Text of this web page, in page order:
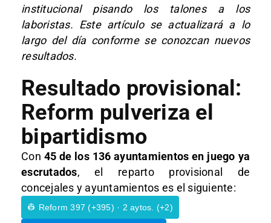
institucional pisando los talones a los
laboristas. Este artículo se actualizará a lo
largo del día conforme se conozcan nuevos
resultados.
Resultado provisional:
Reform pulveriza el
bipartidismo
Con 45 de los 136 ayuntamientos en juego ya
escrutados, el reparto provisional de
concejales y ayuntamientos es el siguiente:
👷 Reform 397 (+395) · 2 aytos. (+2)